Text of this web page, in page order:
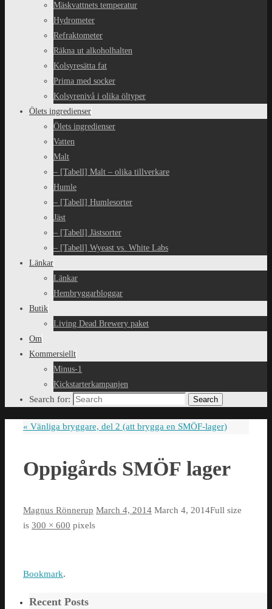
Mäskvattnets temperatur
Hydrometer
Refraktometer
Räkna ut alkoholhalten
Kolsyresätta fat
Prima med socker
Kolsyrenivå i olika öltyper
Ölets ingredienser
Ölets ingredienser
Vatten
Malt
– [Tabell] Malt – olika tillverkare
Humle
– [Tabell] Humlesorter
Jäst
– [Tabell] Jästsorter
– [Tabell] Wyeast vs. White Labs
Länkar
Länkar
Hembryggarbloggar
Butik
Living Dead Brewery paket
Om
Kommersiellt
Minus-1
Kickstarterkampanjen
Search for: Search
« Vänliga bryggare, del 2 (att brygga en SMÖF-lager)
Oppigårds SMÖF lager
Magnus Rönnerup March 4, 2014 March 4, 2014Full size
is 300 × 600 pixels
Bookmark.
Recent Posts